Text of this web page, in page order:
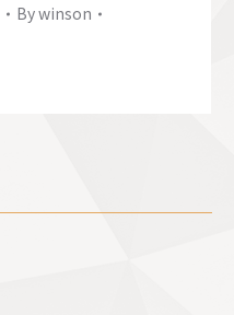
Bywinson